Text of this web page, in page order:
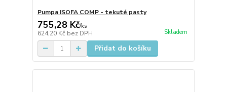
Pumpa ISOFA COMP - tekuté pasty
755,28 Kč/ks
624,20 Kč bez DPH Skladem
Přidat do košíku